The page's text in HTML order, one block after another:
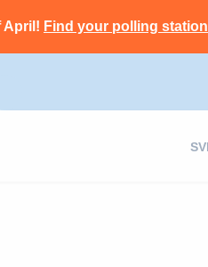
April! Find your polling station